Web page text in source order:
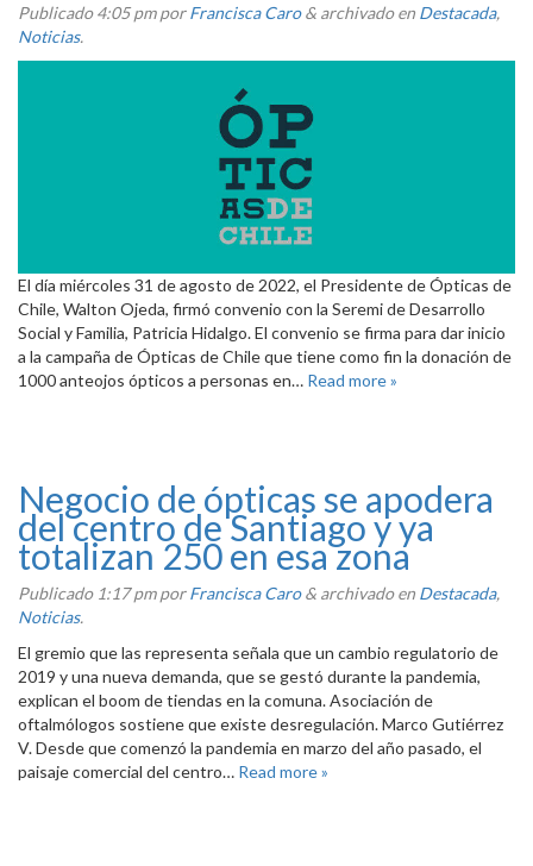
Publicado4:05 pmporFrancisca Caro & archivado en Destacada,
Noticias.
El día miércoles 31 de agosto de 2022, el Presidente de Ópticas de
Chile, Walton Ojeda, firmó convenio con la Seremi de Desarrollo
Social y Familia, Patricia Hidalgo. El convenio se firma para dar inicio
a la campaña de Ópticas de Chile que tiene como fin la donación de
1000 anteojos ópticos a personas en… Read more »
Negocio de ópticas se apodera
del centro de Santiago y ya
totalizan 250 en esa zona
Publicado 1:17 pmporFrancisca Caro & archivado en Destacada,
Noticias.
El gremio que las representa señala que un cambio regulatorio de
2019 y una nueva demanda, que se gestó durante la pandemia,
explican el boom de tiendas en la comuna. Asociación de
oftalmólogos sostiene que existe desregulación. Marco Gutiérrez
V. Desde que comenzó la pandemia en marzo del año pasado, el
paisaje comercial del centro… Read more »